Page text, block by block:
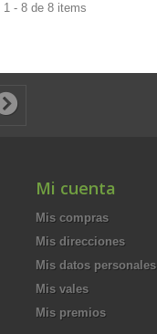
1 - 8 de 8 items
Mi cuenta
Mis compras
Mis direcciones
Mis datos personales
Mis vales
Mis premios